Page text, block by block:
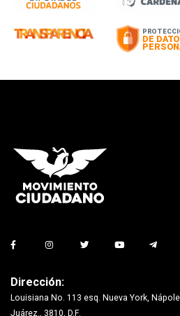
Dirección:
Louisiana No. 113 esq. Nueva York,
Juárez., 3810, D.F.